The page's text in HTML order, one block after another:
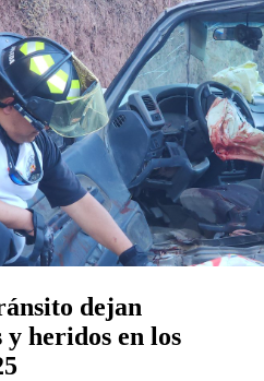
dejan
heridos en los